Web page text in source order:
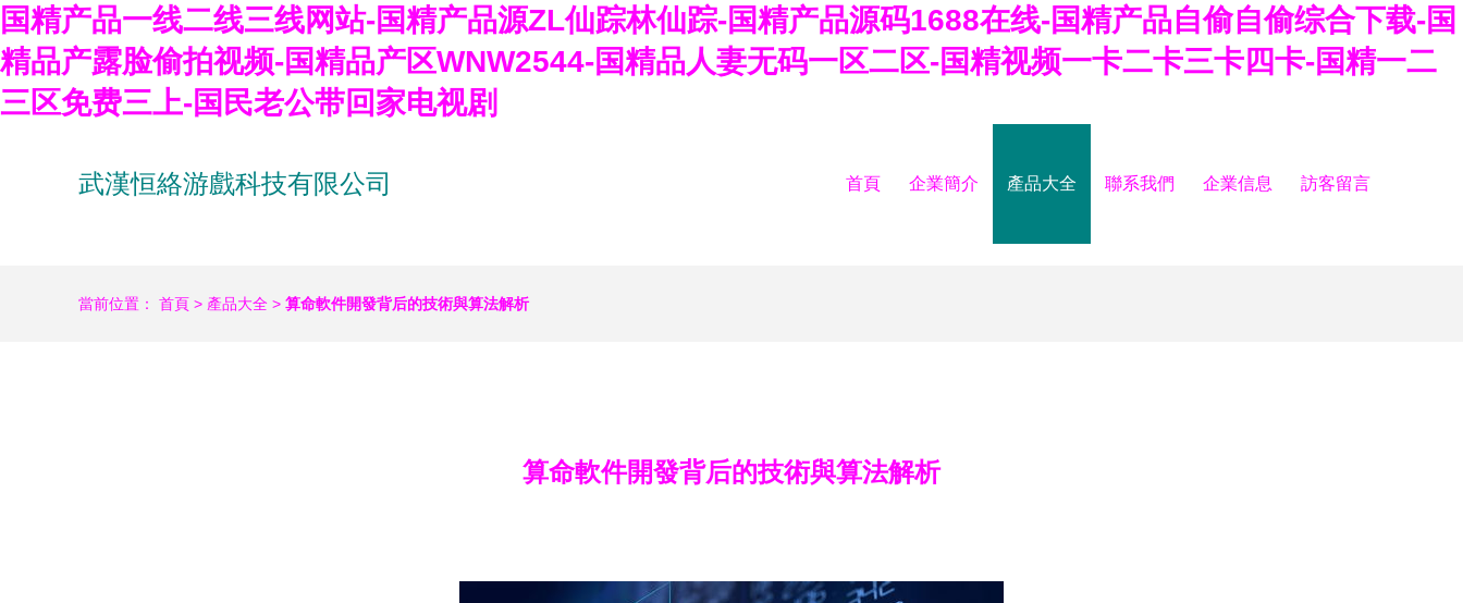
国精产品一线二线三线网站-国精产品源ZL仙踪林仙踪-国精产品源码1688在线-国精产品自偷自偷综合下载-国
精品产露脸偷拍视频-国精品产区WNW2544-国精品人妻无码一区二区-国精视频一卡二卡三卡四卡-国精一二
三区免费三上-国民老公带回家电视剧
武漢恒絡游戲科技有限公司 首頁 企業簡介 產品大全 聯系我們 企業信息 訪客留言
當前位置： 首頁 > 產品大全 > 算命軟件開發背后的技術與算法解析
算命軟件開發背后的技術與算法解析